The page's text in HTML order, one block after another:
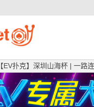
【EV扑克】深圳山海杯 | 一